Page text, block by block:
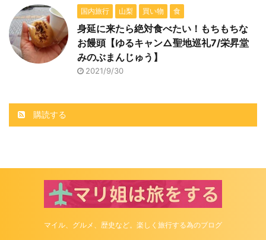
国内旅行 山梨 買い物 食
身延に来たら絶対食べたい！もちもちな
お饅頭【ゆるキャン△聖地巡礼7/栄昇堂
みのぶまんじゅう】
2021/9/30
購読する
マイル、グルメ、歴史など。楽しく旅行する為のブログ